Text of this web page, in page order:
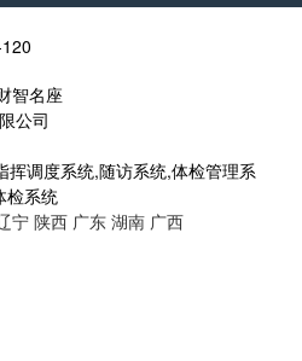
智名座
公司
调度系统,随访系统,体检管理系
检系统
宁 陕西 广东 湖南 广西